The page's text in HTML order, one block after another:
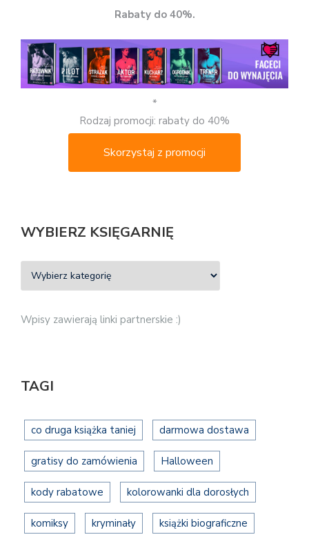
Rabaty do 40%.
*
Rodzaj promocji: rabaty do 40%
Skorzystaj z promocji
WYBIERZ KSIĘGARNIĘ
Wpisy zawierają linki partnerskie :)
TAGI
co druga książka taniej darmowa dostawa
gratisy do zamówienia Halloween
kody rabatowe kolorowanki dla dorosłych
komiksy kryminały książki biograficzne